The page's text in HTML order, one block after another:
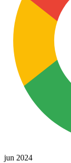
jun 2024